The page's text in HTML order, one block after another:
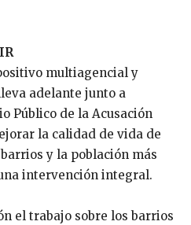
multiagencial y
adelante junto a
Público de la Acusación
la calidad de vida de
y la población más
intervención integral.
el trabajo sobre los barrios